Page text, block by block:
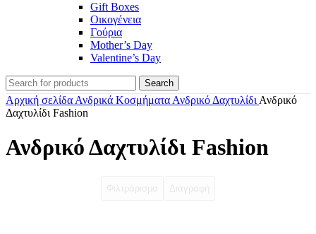
Gift Boxes
Οικογένεια
Γούρια
Mother’s Day
Valentine’s Day
Search
Αρχική σελίδα Ανδρικά Κοσμήματα Ανδρικό Δαχτυλίδι Ανδρικό
Δαχτυλίδι Fashion
Ανδρικό Δαχτυλίδι Fashion